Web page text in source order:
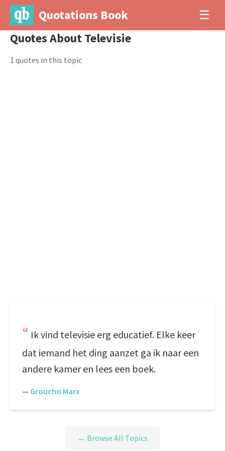
Quotations Book ☰
Quotes About Televisie
1 quotes in this topic
Ik vind televisie erg educatief. Elke keer
dat iemand het ding aanzet ga ik naar een
andere kamer en lees een boek.
— Groucho Marx
← Browse All Topics